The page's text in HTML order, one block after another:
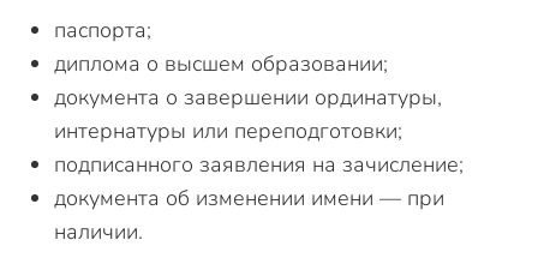
паспорта;
диплома о высшем образовании;
документа о завершении ординатуры,
интернатуры или переподготовки;
подписанного заявления на зачисление;
документа об изменении имени — при
наличии.